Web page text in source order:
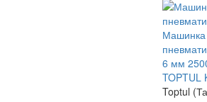
Машинка
6 мм
TOPTUL
Toptul